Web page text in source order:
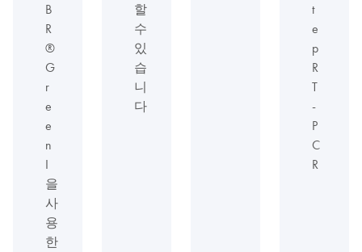
B
R
®
G
r
e
e
n
I
을
사
용
한
할
수
있
습
니
다
t
e
p
R
T
-
P
C
R